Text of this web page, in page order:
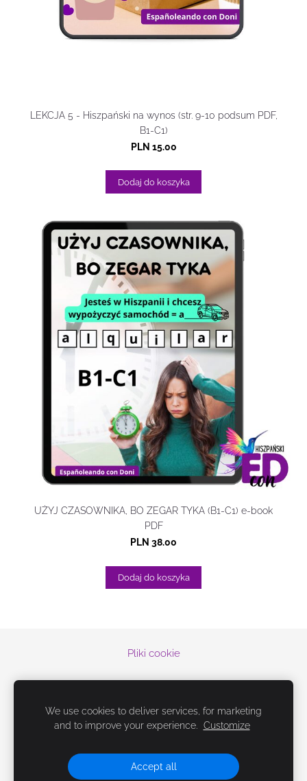
LEKCJA 5 - Hiszpański na wynos (str. 9-10 podsum PDF,
B1-C1)
PLN 15.00
Dodaj do koszyka
UŻYJ CZASOWNIKA, BO ZEGAR TYKA (B1-C1) e-book
PDF
PLN 38.00
Dodaj do koszyka
Pliki cookie
Únete a mi mundo, en las redes sociales!
słówka
We use cookies to deliver services, for marketing
and to improve your experience.
Customize
Accept all